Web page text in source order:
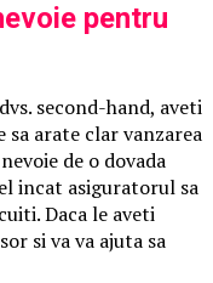
pentru
second-hand, aveti
sa arate clar vanzarea
de o dovada
incat asiguratorul sa
Daca le aveti
si va va ajuta sa